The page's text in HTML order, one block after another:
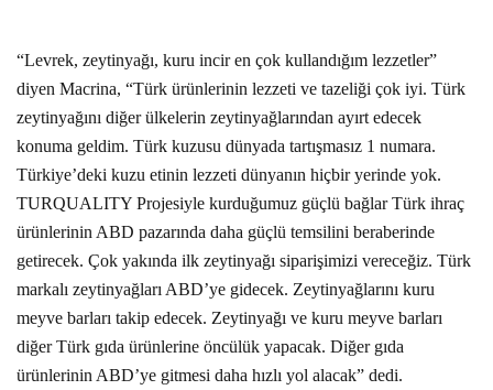
“Levrek, zeytinyağı, kuru incir en çok kullandığım lezzetler”
diyen Macrina, “Türk ürünlerinin lezzeti ve tazeliği çok iyi. Türk
zeytinyağını diğer ülkelerin zeytinyağlarından ayırt edecek
konuma geldim. Türk kuzusu dünyada tartışmasız 1 numara.
Türkiye’deki kuzu etinin lezzeti dünyanın hiçbir yerinde yok.
TURQUALITY Projesiyle kurduğumuz güçlü bağlar Türk ihraç
ürünlerinin ABD pazarında daha güçlü temsilini beraberinde
getirecek. Çok yakında ilk zeytinyağı siparişimizi vereceğiz. Türk
markalı zeytinyağları ABD’ye gidecek. Zeytinyağlarını kuru
meyve barları takip edecek. Zeytinyağı ve kuru meyve barları
diğer Türk gıda ürünlerine öncülük yapacak. Diğer gıda
ürünlerinin ABD’ye gitmesi daha hızlı yol alacak” dedi.